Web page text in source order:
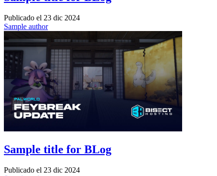
Publicado el 23 dic 2024
Sample author
Sample title for BLog
Publicado el 23 dic 2024